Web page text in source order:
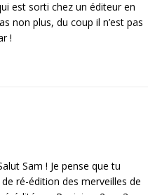
est sorti chez un éditeur en
non plus, du coup il n’est pas
!
Sam ! Je pense que tu
ré-édition des merveilles de